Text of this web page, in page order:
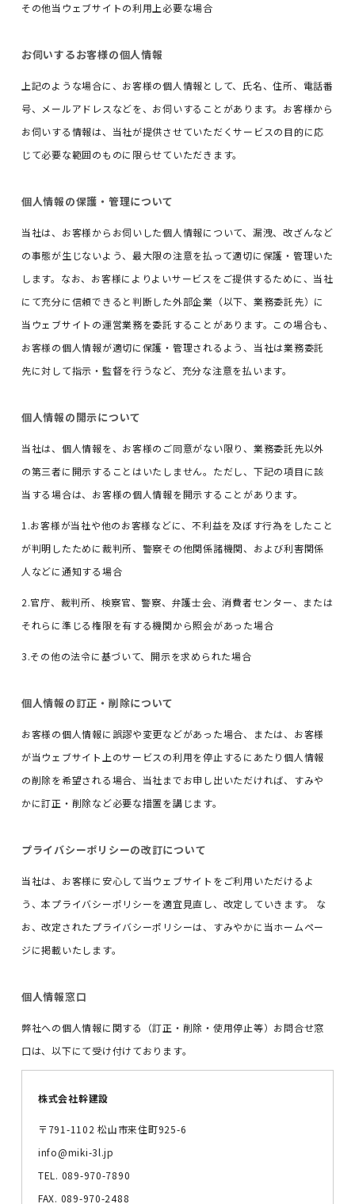
その他当ウェブサイトの利用上必要な場合
お伺いするお客様の個人情報
上記のような場合に、お客様の個人情報として、氏名、住所、電話番
号、メールアドレスなどを、お伺いすることがあります。お客様から
お伺いする情報は、当社が提供させていただくサービスの目的に応
じて必要な範囲のものに限らせていただきます。
個人情報の保護・管理について
当社は、お客様からお伺いした個人情報について、漏洩、改ざんなど
の事態が生じないよう、最大限の注意を払って適切に保護・管理いた
します。なお、お客様によりよいサービスをご提供するために、当社
にて充分に信頼できると判断した外部企業（以下、業務委託先）に
当ウェブサイトの運営業務を委託することがあります。この場合も、
お客様の個人情報が適切に保護・管理されるよう、当社は業務委託
先に対して指示・監督を行うなど、充分な注意を払います。
個人情報の開示について
当社は、個人情報を、お客様のご同意がない限り、業務委託先以外
の第三者に開示することはいたしません。ただし、下記の項目に該
当する場合は、お客様の個人情報を開示することがあります。
1.お客様が当社や他のお客様などに、不利益を及ぼす行為をしたこと
が判明したために裁判所、警察その他関係諸機関、および利害関係
人などに通知する場合
2.官庁、裁判所、検察官、警察、弁護士会、消費者センター、または
それらに準じる権限を有する機関から照会があった場合
3.その他の法令に基づいて、開示を求められた場合
個人情報の訂正・削除について
お客様の個人情報に誤謬や変更などがあった場合、または、お客様
が当ウェブサイト上のサービスの利用を停止するにあたり個人情報
の削除を希望される場合、当社までお申し出いただければ、すみや
かに訂正・削除など必要な措置を講じます。
プライバシーポリシーの改訂について
当社は、お客様に安心して当ウェブサイトをご利用いただけるよ
う、本プライバシーポリシーを適宜見直し、改定していきます。 な
お、改定されたプライバシーポリシーは、すみやかに当ホームペー
ジに掲載いたします。
個人情報窓口
弊社への個人情報に関する（訂正・削除・使用停止等）お問合せ窓
口は、以下にて受け付けております。
株式会社幹建設
〒791-1102 松山市来住町925-6
info@miki-3l.jp
TEL. 089-970-7890
FAX. 089-970-2488